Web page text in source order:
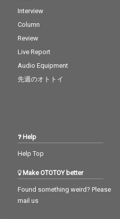
Interview
Column
Review
Live Report
Audio Equipment
先週のオトトイ
Help
Help Top
Make OTOTOY better
Found something weird? Please
mail us